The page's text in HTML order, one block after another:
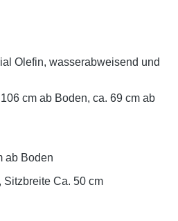
Olefin, wasserabweisend und
cm ab Boden, ca. 69 cm ab
ab Boden
Sitzbreite Ca. 50 cm